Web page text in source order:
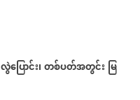
လွဲပြောင်း၊တစ်ပတ်အတွင်း မြ